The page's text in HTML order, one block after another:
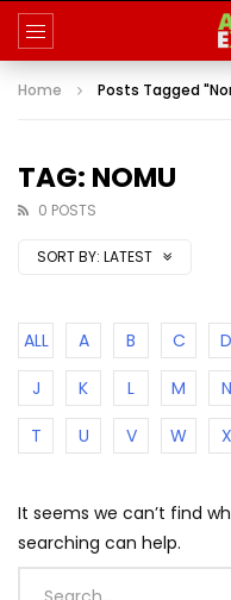
Home Posts Tagged
TAG: NOMU
0 POSTS
SORT BY: LATEST
ALL A B C D
J
K L M N
T
U V W X
It seems we can’t find
searching can help.